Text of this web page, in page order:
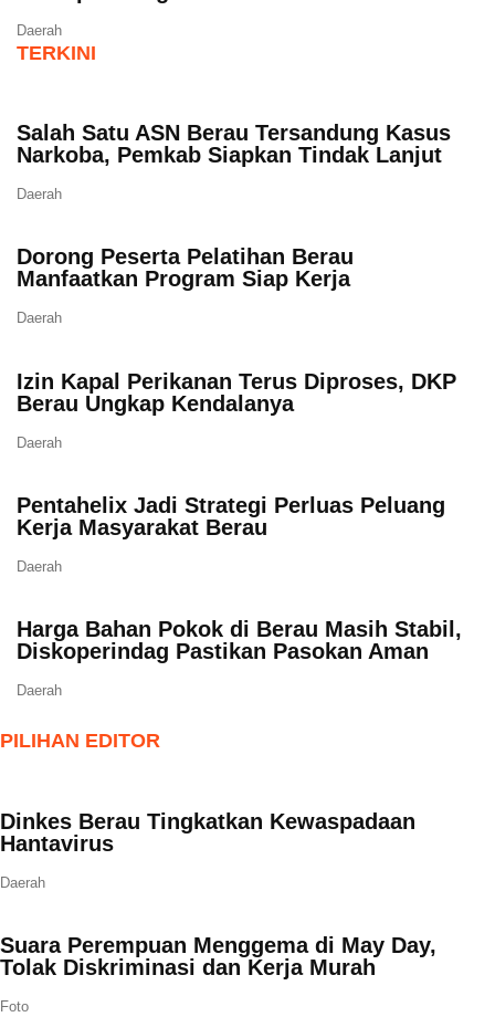
Daerah
TERKINI
Salah Satu ASN Berau Tersandung Kasus
Narkoba, Pemkab Siapkan Tindak Lanjut
Daerah
Dorong Peserta Pelatihan Berau
Manfaatkan Program Siap Kerja
Daerah
Izin Kapal Perikanan Terus Diproses, DKP
Berau Ungkap Kendalanya
Daerah
Pentahelix Jadi Strategi Perluas Peluang
Kerja Masyarakat Berau
Daerah
Harga Bahan Pokok di Berau Masih Stabil,
Diskoperindag Pastikan Pasokan Aman
Daerah
PILIHAN EDITOR
Dinkes Berau Tingkatkan Kewaspadaan
Hantavirus
Daerah
Suara Perempuan Menggema di May Day,
Tolak Diskriminasi dan Kerja Murah
Foto